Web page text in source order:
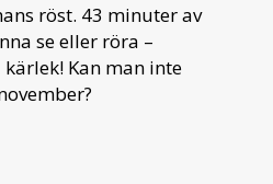
röst. 43 minuter av
se eller röra –
Kan man inte